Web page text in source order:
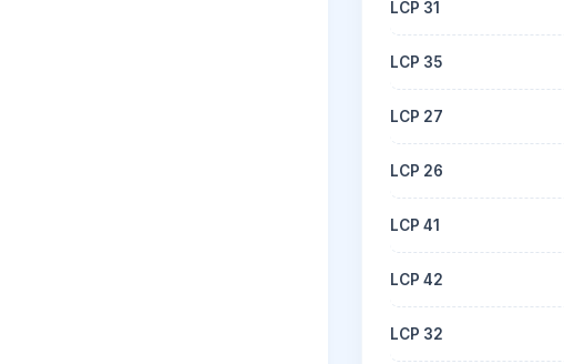
LCP 31
LCP 35
LCP 27
LCP 26
LCP 41
LCP 42
LCP 32